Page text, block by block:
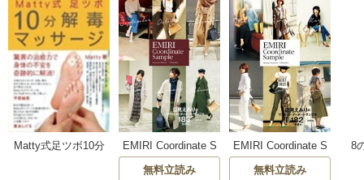
Matty式足ツボ10分
EMIRI Coordinate S
ample - Autumn-Wi
無料立読み
EMIRI Coordinate S
ample - Spring-Sum
無料立読み
8